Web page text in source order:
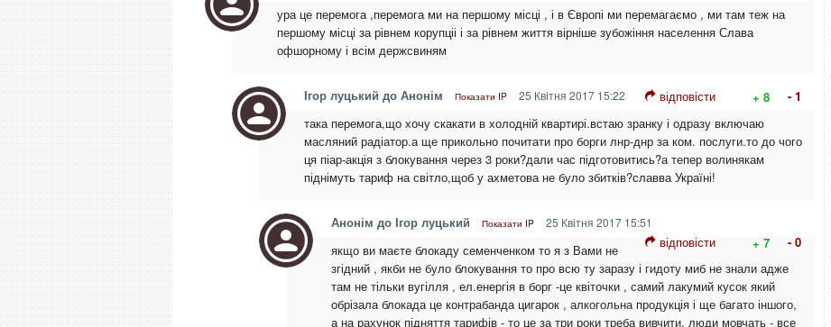
ура це перемога ,перемога ми на першому місці , і в Європі ми перемагаємо , ми там теж на
першому місці за рівнем корупціі і за рівнем життя вірніше зубожіння населення Слава
офшорному і всім держсвиням
Ігор луцький до Анонім Показати IP 25 Квітня 2017 15:22 відповісти + 8
- 1
така перемога,що хочу скакати в холодній квартирі.встаю зранку і одразу включаю
масляний радіатор.а ще прикольно почитати про борги лнр-днр за ком. послуги.то до чого
ця піар-акція з блокування через 3 роки?дали час підготовитись?а тепер волинякам
піднімуть тариф на світло,щоб у ахметова не було збитків?славва Україні!
Анонім до Ігор луцький Показати IP 25 Квітня 2017 15:51
відповісти + 7 - 0
якщо ви маєте блокаду семенченком то я з Вами не
згідний , якби не було блокування то про всю ту заразу і гидоту миб не знали адже
там не тільки вугілля , ел.енергія в борг -це квіточки , самий лакумий кусок який
обрізала блокада це контрабанда цигарок , алкогольна продукція і ще багато іншого,
а на рахунок підняття тарифів - то це за три роки треба вивчити, люди мовчать - все